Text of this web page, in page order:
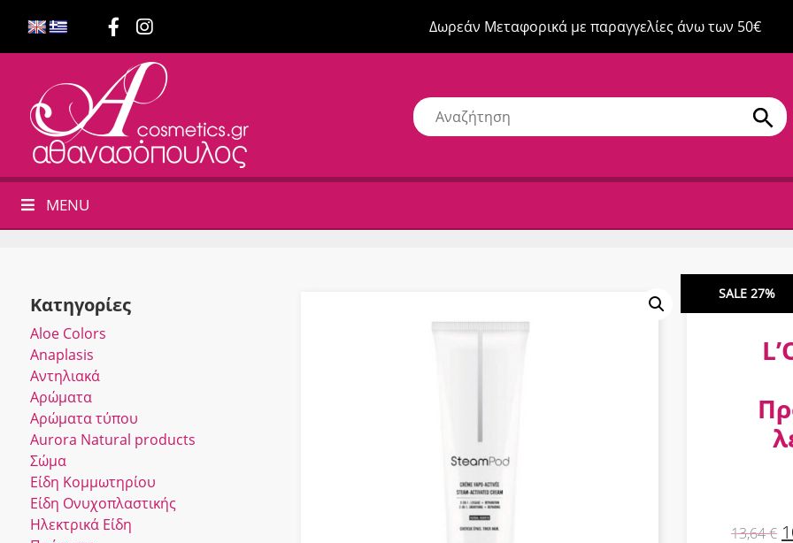
Δωρεάν Μεταφορικά με παραγγελίες άνω των 50€
MENU
Κατηγορίες
Αloe Colors
Anaplasis
Αντηλιακά
Αρώματα
Αρώματα τύπου
Αurora Νatural products
Σώμα
Είδη Κομμωτηρίου
Είδη Ονυχοπλαστικής
Ηλεκτρικά Είδη
SALE 27%
13,64€